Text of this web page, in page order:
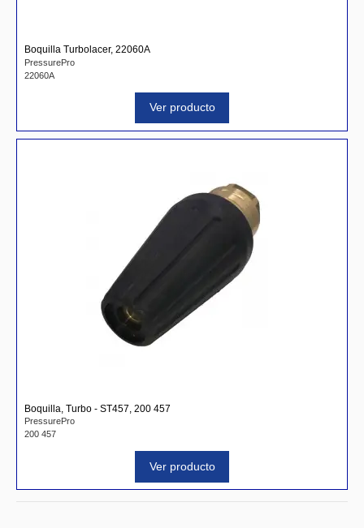
Boquilla Turbolacer, 22060A
PressurePro
22060A
Ver producto
Boquilla, Turbo - ST457, 200 457
PressurePro
200 457
Ver producto